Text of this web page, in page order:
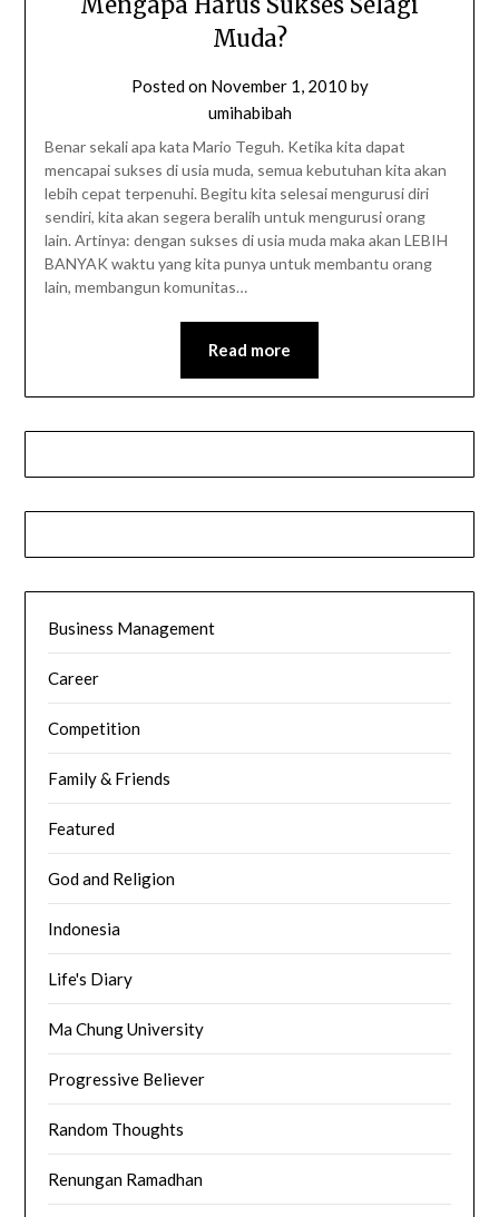
Muda?
Posted on November 1, 2010 by
umihabibah
Benar sekali apa kata Mario Teguh. Ketika kita dapat
mencapai sukses di usia muda, semua kebutuhan kita akan
lebih cepat terpenuhi. Begitu kita selesai mengurusi diri
sendiri, kita akan segera beralih untuk mengurusi orang
lain. Artinya: dengan sukses di usia muda maka akan LEBIH
BANYAK waktu yang kita punya untuk membantu orang
lain, membangun komunitas…
Read more
Business Management
Career
Competition
Family & Friends
Featured
God and Religion
Indonesia
Life's Diary
Ma Chung University
Progressive Believer
Random Thoughts
Renungan Ramadhan